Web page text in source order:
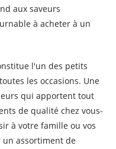
aux saveurs
à acheter à un
l'un des petits
les occasions. Une
qui apportent tout
de qualité chez vous-
à votre famille ou vos
un assortiment de